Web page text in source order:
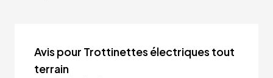
Avis pour Trottinettes électriques tout
terrain